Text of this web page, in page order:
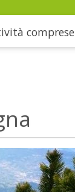
comprese